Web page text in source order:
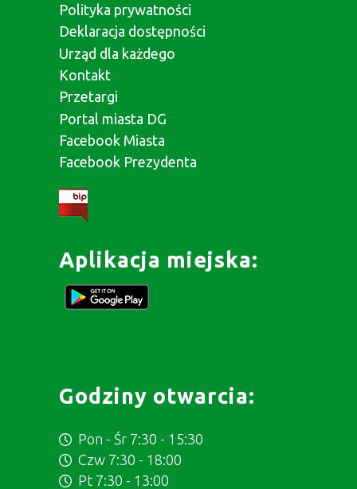
Polityka prywatności
Deklaracja dostępności
Urząd dla każdego
Kontakt
Przetargi
Portal miasta DG
Facebook Miasta
Facebook Prezydenta
Aplikacja miejska:
Godziny otwarcia:
Pon - Śr 7:30 - 15:30
Czw 7:30 - 18:00
Pt 7:30 - 13:00